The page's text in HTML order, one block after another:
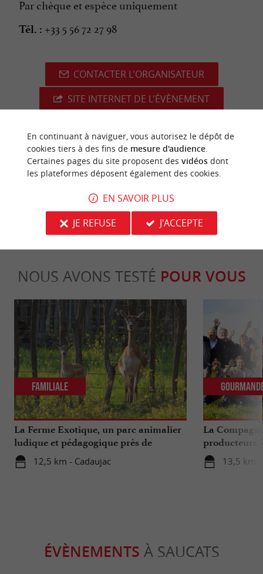
Par chèque et espèce uniquement
Tél. : +33 5 56 72 27 98
CONTACTER L'ORGANISATEUR
SITE INTERNET DE L'ÉVÈNEMENT
dernière mise à jour :22/04/2026 à 12:09:12
NOUS AVONS TESTÉ POUR VOUS
La Ferme Exotique, un parc animalier
ludique et pédagogique près de
Bordeaux
12,5 km - Cadaujac
Familiale
La
producteurs
...
13,5 km
ÉVÈNEMENTS À SAUCATS
En continuant à naviguer, vous autorisez le dépôt de
cookies tiers à des fins de mesure d'audience.
Certaines pages du site proposent des vidéosdont
les plateformes déposent également des cookies.
EN SAVOIR PLUS
JE REFUSE
J'ACCEPTE